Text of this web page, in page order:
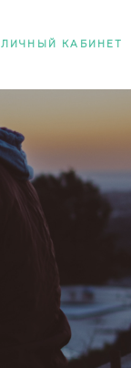
ЛИЧНЫЙ КАБИНЕТ